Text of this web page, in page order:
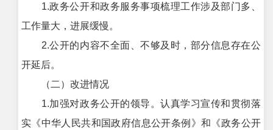
1.政务公开和政务服务事项梳理工作涉及部门多、
工作量大，进展缓慢。
2.公开的内容不全面、不够及时，部分信息存在公
开延后。
（二）改进情况
1.加强对政务公开的领导。认真学习宣传和贯彻落
实《中华人民共和国政府信息公开条例》和《政务公开